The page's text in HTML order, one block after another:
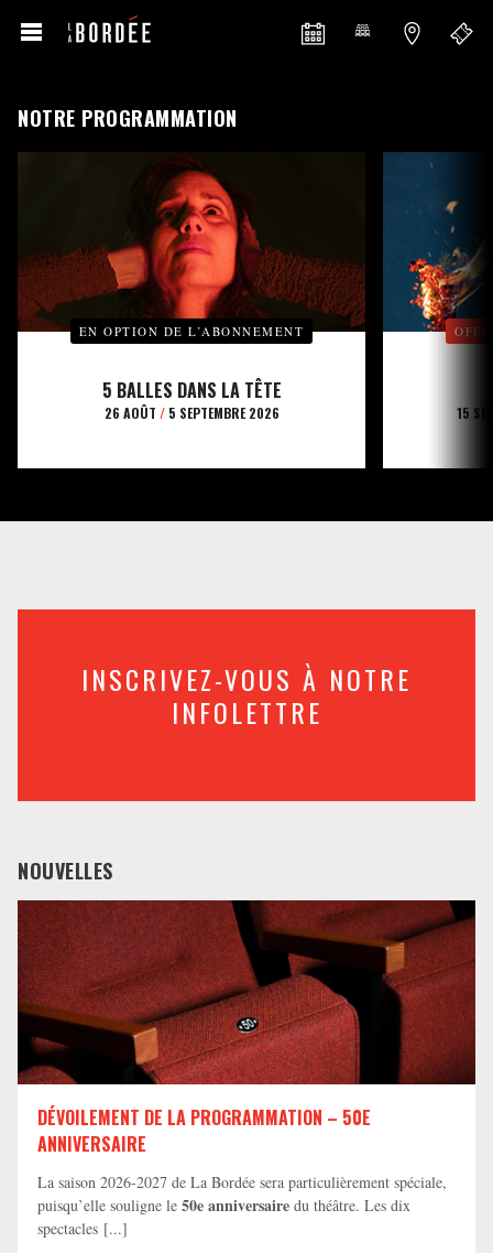
NOTRE PROGRAMMATION
EN OPTION DE L’ABONNEMENT
5 BALLES DANS LA TÊTE
26 AOÛT /5 SEPTEMBRE 2026 15
INSCRIVEZ-VOUS À NOTRE
INFOLETTRE
NOUVELLES
DÉVOILEMENT DE LA PROGRAMMATION – 50E
ANNIVERSAIRE
La saison 2026-2027 de La Bordée sera particulièrement spéciale,
puisqu’elle souligne le 50e anniversaire du théâtre. Les dix
spectacles [...]